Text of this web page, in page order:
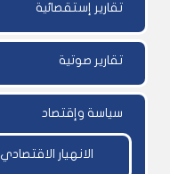
تقارير إستقصائية
تقارير صوتية
سياسة وإقتصاد
الانهيار الاقتصادي